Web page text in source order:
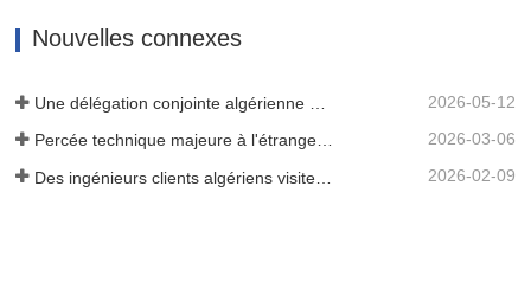
Par la suite, nous…
Nouvelles connexes
2026-05-12
Percée technique majeure à l'étranger ! HWYAA développe avec succès un système d'irrigation goutte à goutte en bande pour cultures continues sur trois saisons. 2026-03-06
2026-02-09